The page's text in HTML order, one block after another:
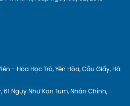
- Hoa Học Trò, Yên Hòa, Cầu Giấy, Hà
61 Ngụy Như Kon Tum, Nhân Chính,